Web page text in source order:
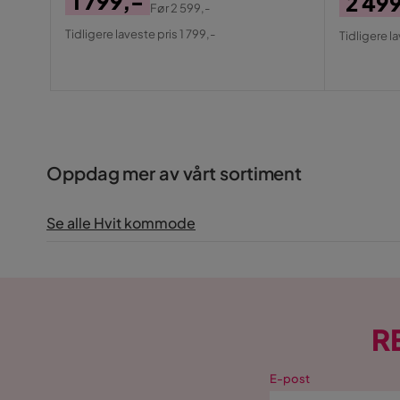
Pris
Original
Før2 599,-
Tidligere laveste pris 1 799,-
Pris
Tidligere
Oppdag mer av vårt sortiment
Se alle Hvit kommode
E-post